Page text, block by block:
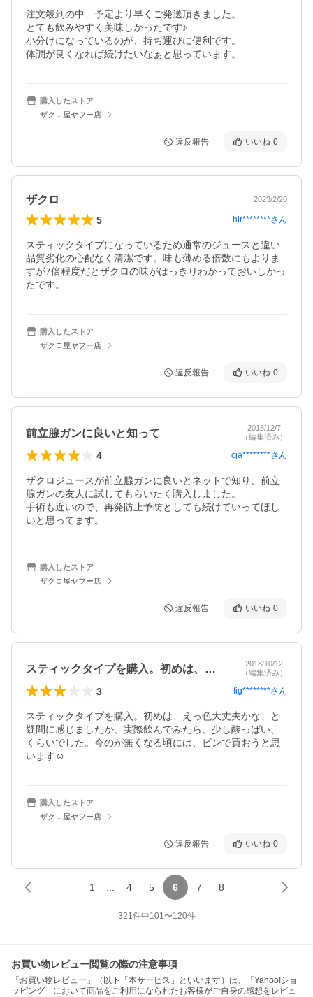
注文殺到の中、予定より早くご発送頂きました。
とても飲みやすく美味しかったです♪
小分けになっているのが、持ち運びに便利です。
体調が良くなれば続けたいなぁと思っています。
購入したストア
ザクロ屋ヤフー店
違反報告 いいね 0
ザクロ 2023/2/20
5 hir********さん
スティックタイプになっているため通常のジュースと違い
品質劣化の心配なく清潔です。味も薄める倍数にもよりま
すが7倍程度だとザクロの味がはっきりわかっておいしかっ
購入したストア
ザクロ屋ヤフー店
違反報告 いいね 0
前立腺ガンに良いと知って
2018/12/7
（編集済み）
4 cja********さん
ザクロジュースが前立腺ガンに良いとネットで知り、前立
腺ガンの友人に試してもらいたく購入しました。
手術も近いので、再発防止予防としても続けていってほし
いと思ってます。
購入したストア
ザクロ屋ヤフー店
違反報告 いいね 0
スティックタイプを購入。初めは、えっ色…
2018/10/12
（編集済み）
3 fig********さん
スティックタイプを購入。初めは、えっ色大丈夫かな、と
疑問に感じましたか、実際飲んでみたら、少し酸っぱい、
くらいでした。今のが無くなる頃には、ビンで買おうと思
います☺
購入したストア
ザクロ屋ヤフー店
違反報告 いいね 0
1 4 5 6 7 8
321件中101〜120件
お買い物レビュー閲覧の際の注意事項
「お買い物レビュー」（以下「本サービス」といいます）は、「Yahoo!ショ
ッピング」において商品をご利用になられたお客様がご自身の感想をレビュ